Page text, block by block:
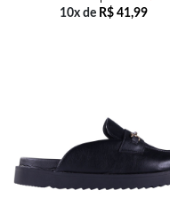
10x de R$41,99